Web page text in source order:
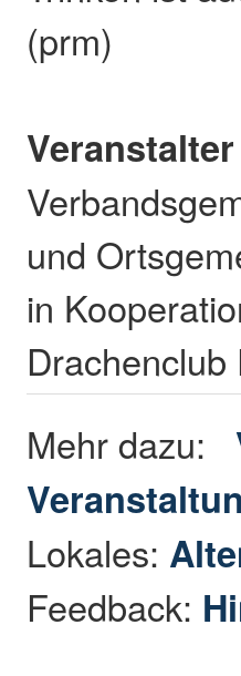
(prm)
Veranstalter
und
in
Mehr dazu:
Lokales:
Feedback: